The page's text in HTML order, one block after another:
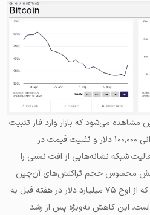
می‌شود که بازار وارد فاز تثبیت
شده است. پس از عبور از سطح روانی ۱۰۰٬۰۰۰ دلار و تثبیت قیمت در
۱۰۶٬۰۰۰ دلار، فعالیت شبکه نشانه‌هایی از افت نسبی را
محسوس حجم تراکنش‌های آن‌چین
در تایم‌فریم روزانه (۷DMA) است که از اوج ۷۵ میلیارد دلار در هفته قبل به
کرده است. این کاهش به‌ویژه پس از رشد